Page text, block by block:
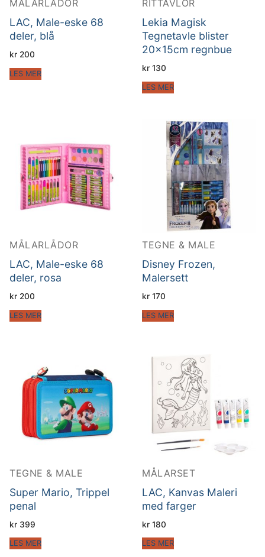
MÅLARLÅDOR
LAC, Male-eske 68
deler, blå
kr 200
LES MER
RITTAVLOR
Lekia Magisk
Tegnetavle blister
20x15cm regnbue
kr 130
LES MER
MÅLARLÅDOR
LAC, Male-eske 68
deler, rosa
kr 200
LES MER
TEGNE & MALE
Disney Frozen,
Malersett
kr 170
LES MER
TEGNE & MALE
Super Mario, Trippel
penal
kr 399
LES MER
MÅLARSET
LAC, Kanvas Maleri
med farger
kr 180
LES MER